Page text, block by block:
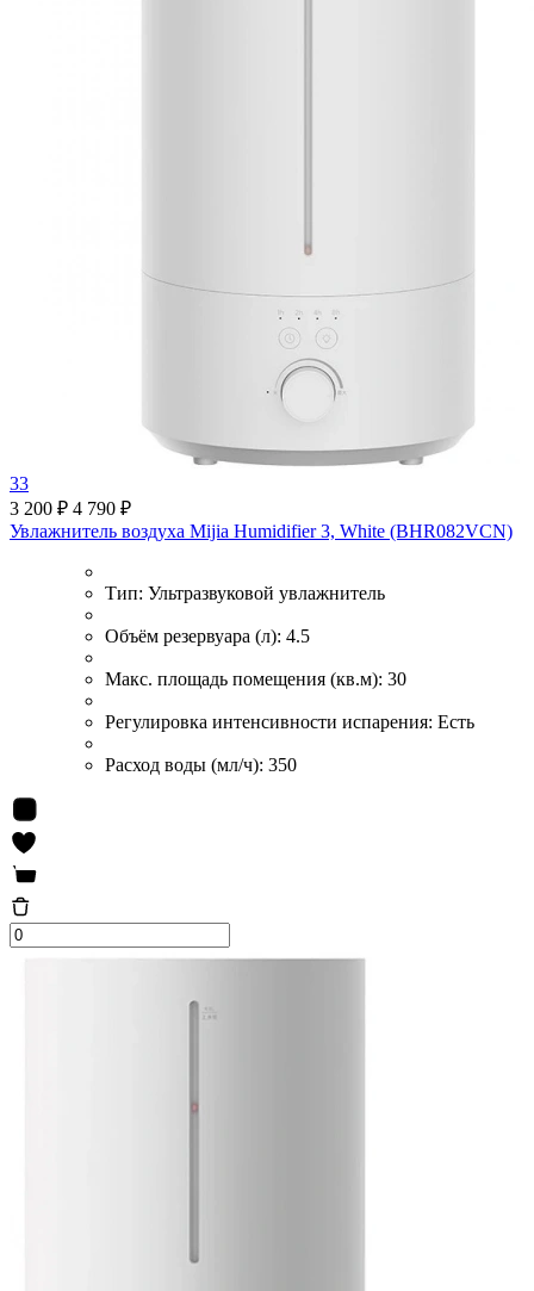
33
3 200 ₽ 4 790 ₽
Увлажнитель воздуха Mijia Humidifier 3, White (BHR082VCN)
Тип: Ультразвуковой увлажнитель
Объём резервуара (л): 4.5
Макс. площадь помещения (кв.м): 30
Регулировка интенсивности испарения: Есть
Расход воды (мл/ч): 350